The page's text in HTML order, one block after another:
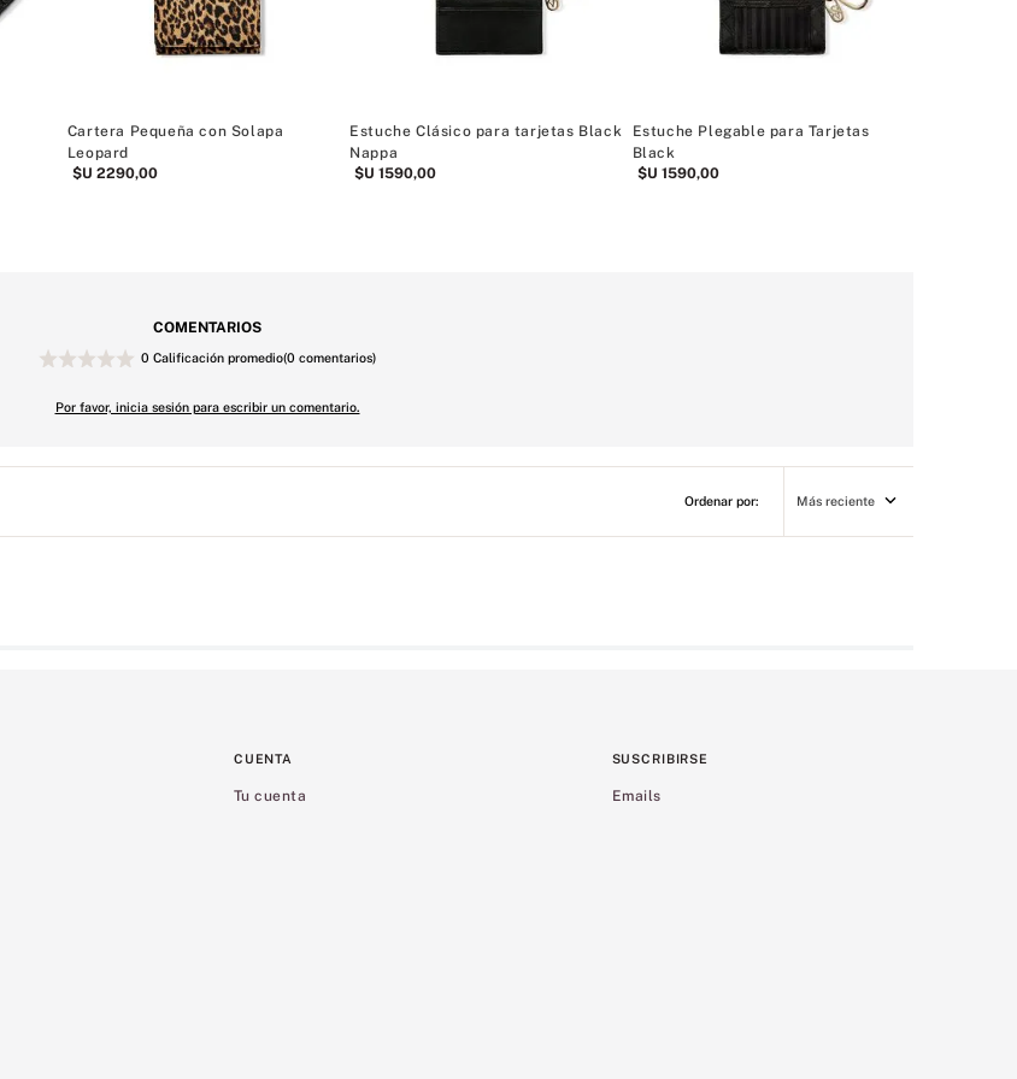
Cartera Pequeña con Solapa
Leopard
$U 2290,00
Estuche Clásico para tarjetas Black
Nappa
$U 1590,00
Estuche Plegable para Tarjetas
Black
$U 1590,00
COMENTARIOS
0 Calificación promedio(0 comentarios)
Por favor, inicia sesión para escribir un comentario.
Más reciente
CUENTA
Tu cuenta
SUSCRIBIRSE
Emails